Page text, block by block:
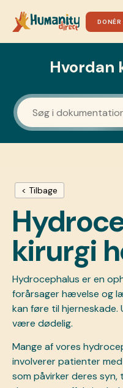
DONÉR
Hvordan
< Tilbage
kirurgi
Hydrocephalus er en
forårsager hævelse og
kan føre til
være dødelig.
Mange af vores
involverer patienter
som påvirker deres